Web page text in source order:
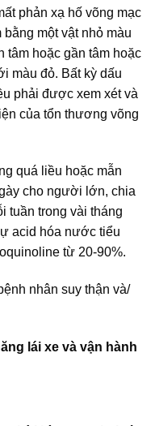
phản xạ hố võng mạc
một vật nhỏ màu
tâm hoặc gần tâm hoặc
màu đỏ. Bất kỳ dấu
phải được xem xét và
của tổn thương võng
quá liều hoặc mẫn
cho người lớn, chia
tuần trong vài tháng
acid hóa nước tiểu
từ 20-90%.
nhân suy thận và/
lái xe và vận hành